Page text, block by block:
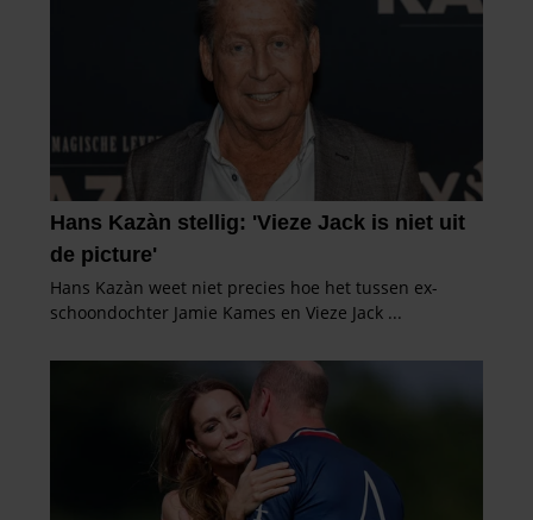
informatie over uw gebruik van onze site met onze
partners voor social media, adverteren en analyse. Deze
partners kunnen deze gegevens combineren met andere
informatie die u aan ze heeft verstrekt of die ze hebben
verzameld op basis van uw gebruik van hun services. U
gaat akkoord met onze cookies als u onze website blijft
gebruiken.